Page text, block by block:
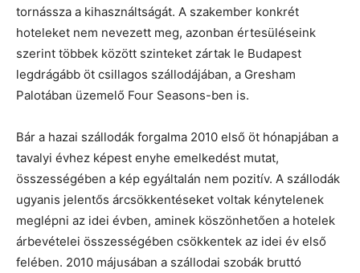
tornássza a kihasználtságát. A szakember konkrét
hoteleket nem nevezett meg, azonban értesüléseink
szerint többek között szinteket zártak le Budapest
legdrágább öt csillagos szállodájában, a Gresham
Palotában üzemelő Four Seasons-ben is.
Bár a hazai szállodák forgalma 2010 első öt hónapjában a
tavalyi évhez képest enyhe emelkedést mutat,
összességében a kép egyáltalán nem pozitív. A szállodák
ugyanis jelentős árcsökkentéseket voltak kénytelenek
meglépni az idei évben, aminek köszönhetően a hotelek
árbevételei összességében csökkentek az idei év első
felében. 2010 májusában a szállodai szobák bruttó